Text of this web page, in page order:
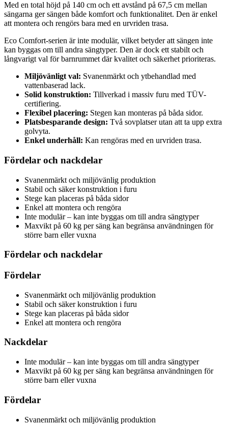
Med en total höjd på 140 cm och ett avstånd på 67,5 cm mellan
sängarna ger sängen både komfort och funktionalitet. Den är enkel
att montera och rengörs bara med en urvriden trasa.
Eco Comfort-serien är inte modulär, vilket betyder att sängen inte
kan byggas om till andra sängtyper. Den är dock ett stabilt och
långvarigt val för barnrummet där kvalitet och säkerhet prioriteras.
Miljövänligt val: Svanenmärkt och ytbehandlad med
vattenbaserad lack.
Solid konstruktion: Tillverkad i massiv furu med TÜV-
certifiering.
Flexibel placering: Stegen kan monteras på båda sidor.
Platsbesparande design: Två sovplatser utan att ta upp extra
golvyta.
Enkel underhåll: Kan rengöras med en urvriden trasa.
Fördelar och nackdelar
Svanenmärkt och miljövänlig produktion
Stabil och säker konstruktion i furu
Stege kan placeras på båda sidor
Enkel att montera och rengöra
Inte modulär – kan inte byggas om till andra sängtyper
Maxvikt på 60 kg per säng kan begränsa användningen för
större barn eller vuxna
Fördelar och nackdelar
Fördelar
Svanenmärkt och miljövänlig produktion
Stabil och säker konstruktion i furu
Stege kan placeras på båda sidor
Enkel att montera och rengöra
Nackdelar
Inte modulär – kan inte byggas om till andra sängtyper
Maxvikt på 60 kg per säng kan begränsa användningen för
större barn eller vuxna
Fördelar
Svanenmärkt och miljövänlig produktion